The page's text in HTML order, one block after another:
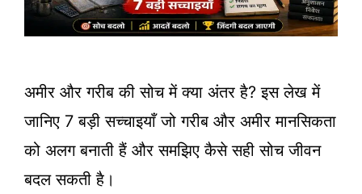
अमीर और गरीब की सोच में क्या अंतर है? इस लेख में
जानिए 7 बड़ी सच्चाइयाँ जो गरीब और अमीर मानसिकता
को अलग बनाती हैं और समझिए कैसे सही सोच जीवन
बदल सकती है।